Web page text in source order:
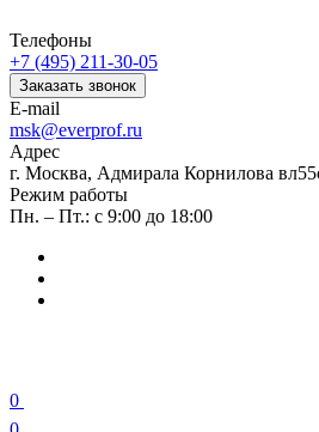
Телефоны
+7 (495) 211-30-05
Заказать звонок
E-mail
msk@everprof.ru
Адрес
г. Москва, Адмирала Корнилова
Режим работы
Пн. – Пт.: с 9:00 до 18:00
0